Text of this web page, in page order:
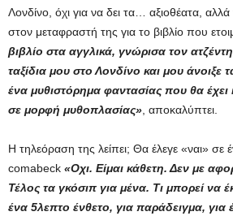
Λονδίνο, όχι για να δει τα… αξιοθέατα, αλλά
στον μεταφραστή της για το βιβλίο που
βιβλίο στα αγγλικά, γνώρισα τον
ταξίδια μου στο Λονδίνο και μου άνοιξε
ένα μυθιστόρημα φαντασίας που θα έχει
σε μορφή μυθοπλασίας» , αποκαλύπτει.
Η τηλεόραση της λείπει; Θα έλεγε «ναι» σε
comabeck «Οχι. Είμαι κάθετη. Δεν με
Τέλος τα γκόσιπ για μένα. Τι μπορεί να
ένα 5λεπτο ένθετο, για παράδειγμα, για